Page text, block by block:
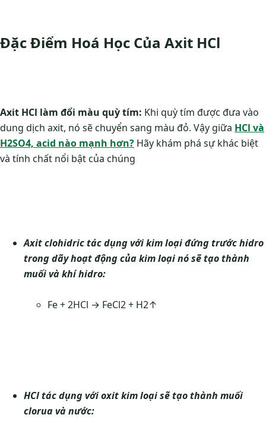
Đặc Điểm Hoá Học Của Axit HCl
Axit HCl làm đổi màu quỳ tím: Khi quỳ tím được đưa vào
dung dịch axit, nó sẽ chuyển sang màu đỏ. Vậy giữa HCl và
H2SO4, acid nào mạnh hơn? Hãy khám phá sự khác biệt
và tính chất nổi bật của chúng
Axit clohidric tác dụng với kim loại đứng trước hidro
trong dãy hoạt động của kim loại nó sẽ tạo thành
muối và khí hidro:
Fe + 2HCl → FeCl2 + H2↑
HCl tác dụng với oxit kim loại sẽ tạo thành muối
clorua và nước: